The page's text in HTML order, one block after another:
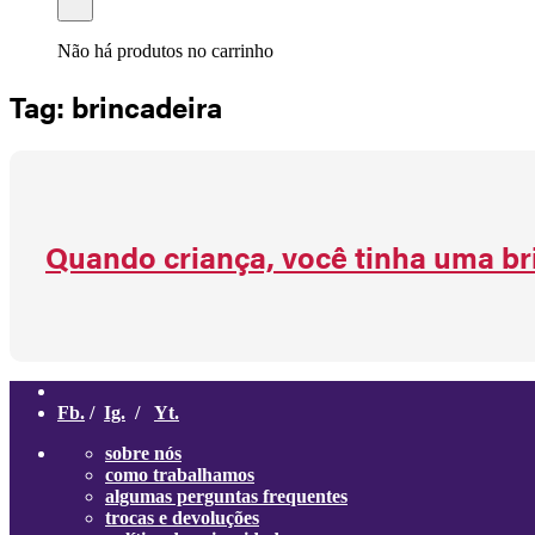
Não há produtos no carrinho
Tag: brincadeira
Quando criança, você tinha uma
Fb. / Ig. / Yt.
sobre nós
como trabalhamos
algumas perguntas frequentes
trocas e devoluções